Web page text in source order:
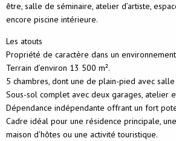
être, salle de séminaire, atelier d’artiste,
encore piscine intérieure.
Les atouts
Propriété de caractère dans un
Terrain d’environ 13 500 m².
5 chambres, dont une de plain-pied avec salle
Sous-sol complet avec deux garages, atelier
Dépendance indépendante offrant un fort
Cadre idéal pour une résidence principale,
maison d’hôtes ou une activité touristique.